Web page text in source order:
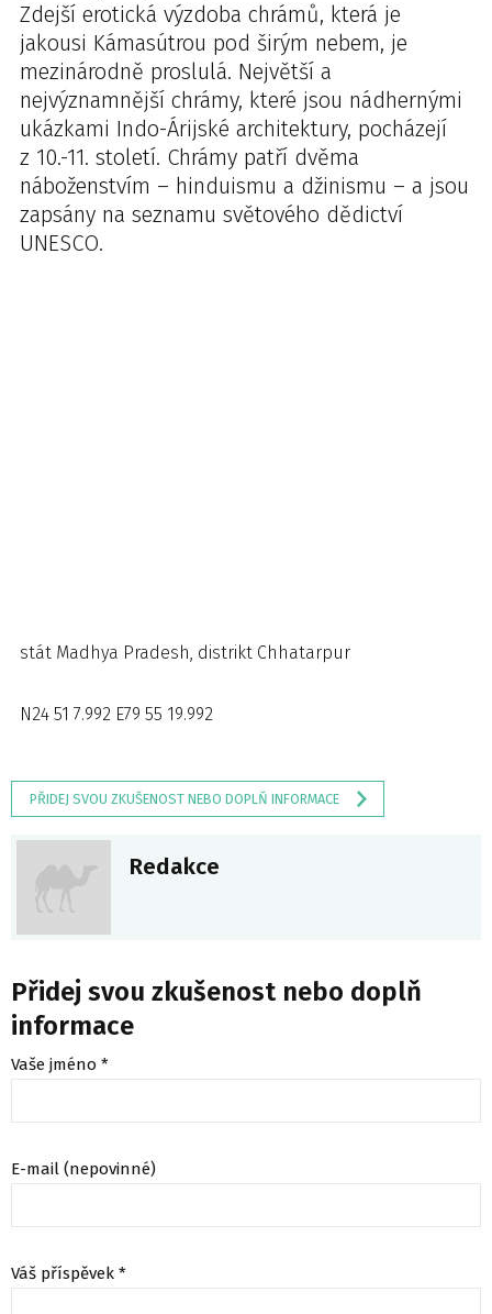
Zdejší erotická výzdoba chrámů, která je
jakousi Kámasútrou pod širým nebem, je
mezinárodně proslulá. Největší a
nejvýznamnější chrámy, které jsou nádhernými
ukázkami Indo-Árijské architektury, pocházejí
z 10.-11. století. Chrámy patří dvěma
náboženstvím – hinduismu a džinismu – a jsou
zapsány na seznamu světového dědictví
UNESCO.
stát Madhya Pradesh, distrikt Chhatarpur
N24 51 7.992 E79 55 19.992
PŘIDEJ SVOU ZKUŠENOST NEBO DOPLŇ INFORMACE
Redakce
Přidej svou zkušenost nebo doplň
informace
Vaše jméno *
E-mail (nepovinné)
Váš příspěvek *